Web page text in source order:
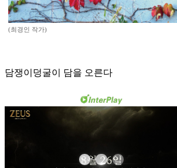
(최경인 작가)
담쟁이덩굴이 담을 오른다